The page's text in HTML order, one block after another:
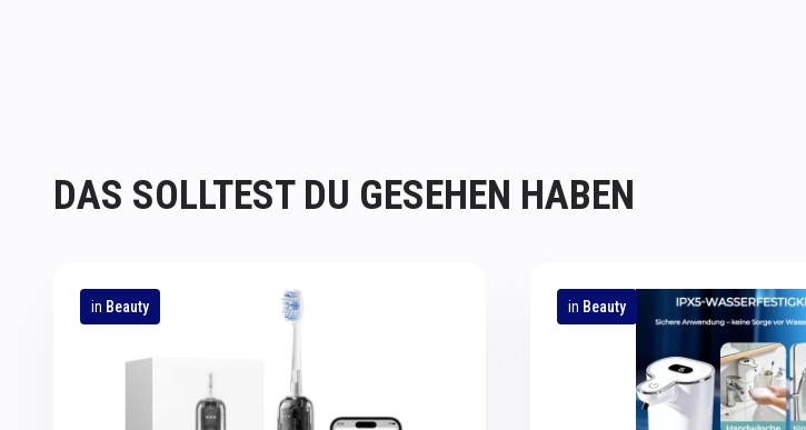
DAS SOLLTEST DU GESEHEN HABEN
in Beauty in Beauty